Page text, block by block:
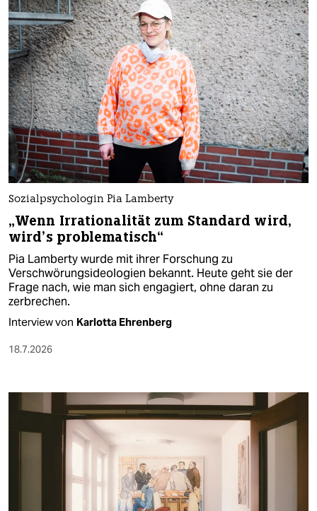
Sozialpsychologin Pia Lamberty
„Wenn Irrationalität zum Standard wird,
wird’s problematisch“
Pia Lamberty wurde mit ihrer Forschung zu
Verschwörungsideologien bekannt. Heute geht sie der
Frage nach, wie man sich engagiert, ohne daran zu
zerbrechen.
Interview von Karlotta Ehrenberg
18.7.2026